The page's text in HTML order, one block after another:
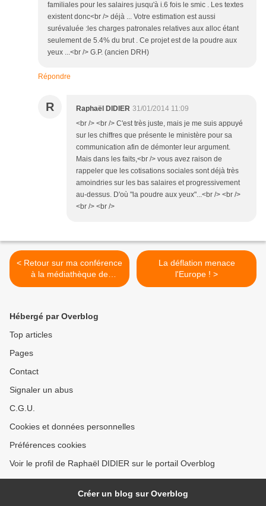
familiales pour les salaires jusqu'à i.6 fois le smic . Les textes
existent donc<br /> déjà ... Votre estimation est aussi
surévaluée :les charges patronales relatives aux alloc étant
seulement de 5.4% du brut . Ce projet est de la poudre aux
yeux ...<br /> G.P. (ancien DRH)
Répondre
R Raphaël DIDIER 31/01/2014 11:09
<br /> <br /> C'est très juste, mais je me suis appuyé
sur les chiffres que présente le ministère pour sa
communication afin de démonter leur argument.
Mais dans les faits,<br /> vous avez raison de
rappeler que les cotisations sociales sont déjà très
amoindries sur les bas salaires et progressivement
au-dessus. D'où "la poudre aux yeux"...<br /> <br />
<br /> <br />
< Retour sur ma conférence
à la médiathèque de
Forbach
La déflation menace
l'Europe ! >
Hébergé par Overblog
Top articles
Pages
Contact
Signaler un abus
C.G.U.
Cookies et données personnelles
Préférences cookies
Voir le profil de Raphaël DIDIER sur le portail Overblog
Créer un blog sur Overblog